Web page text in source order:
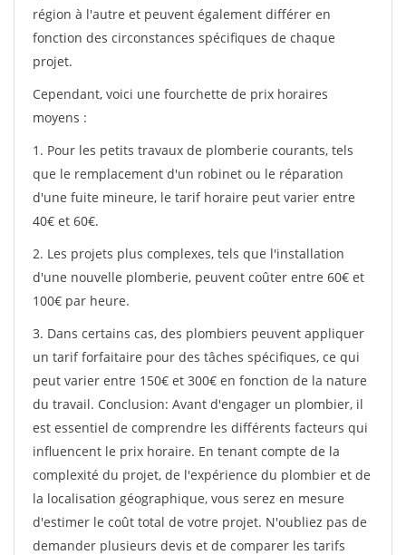
région à l'autre et peuvent également différer en
fonction des circonstances spécifiques de chaque
projet.
Cependant, voici une fourchette de prix horaires
moyens :
1. Pour les petits travaux de plomberie courants, tels
que le remplacement d'un robinet ou le réparation
d'une fuite mineure, le tarif horaire peut varier entre
40€ et 60€.
2. Les projets plus complexes, tels que l'installation
d'une nouvelle plomberie, peuvent coûter entre 60€ et
100€ par heure.
3. Dans certains cas, des plombiers peuvent appliquer
un tarif forfaitaire pour des tâches spécifiques, ce qui
peut varier entre 150€ et 300€ en fonction de la nature
du travail. Conclusion: Avant d'engager un plombier, il
est essentiel de comprendre les différents facteurs qui
influencent le prix horaire. En tenant compte de la
complexité du projet, de l'expérience du plombier et de
la localisation géographique, vous serez en mesure
d'estimer le coût total de votre projet. N'oubliez pas de
demander plusieurs devis et de comparer les tarifs